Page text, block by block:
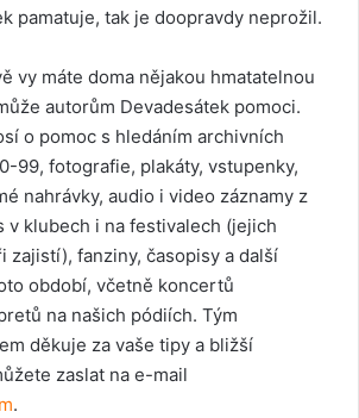
pamatuje, tak je doopravdy neprožil.
vy máte doma nějakou hmatatelnou
autorům Devadesátek pomoci.
o pomoc s hledáním archivních
99, fotografie, plakáty, vstupenky,
nahrávky, audio i video záznamy z
v klubech i na festivalech (jejich
zajistí), fanziny, časopisy a další
období, včetně koncertů
na našich pódiích. Tým
děkuje za vaše tipy a bližší
zaslat na e-mail
.